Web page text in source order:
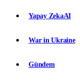
Yapay ZekaAI
War in Ukraine
Gündem